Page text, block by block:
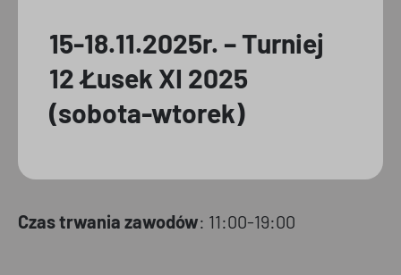
15-18.11.2025r. – Turniej
12 Łusek XI 2025
(sobota-wtorek)
Czas trwania zawodów: 11:00-19:00